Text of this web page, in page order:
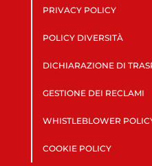
PRIVACY POLICY
POLICY DIVERSITÀ
DICHIARAZIONE DI
GESTIONE DEI RECLAMI
WHISTLEBLOWER
COOKIE POLICY